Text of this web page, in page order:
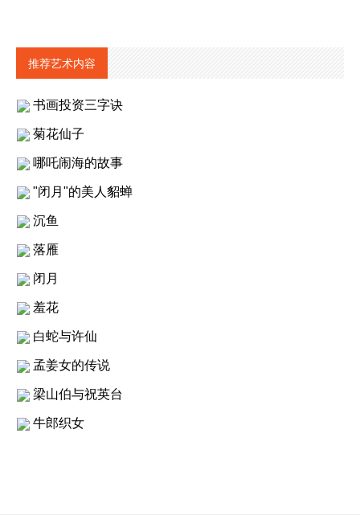
推荐艺术内容
书画投资三字诀
菊花仙子
哪吒闹海的故事
"闭月"的美人貂蝉
沉鱼
落雁
闭月
羞花
白蛇与许仙
孟姜女的传说
梁山伯与祝英台
牛郎织女